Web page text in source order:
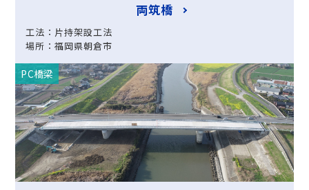
両筑橋
工法：片持架設工法
場所：福岡県朝倉市
PC橋梁